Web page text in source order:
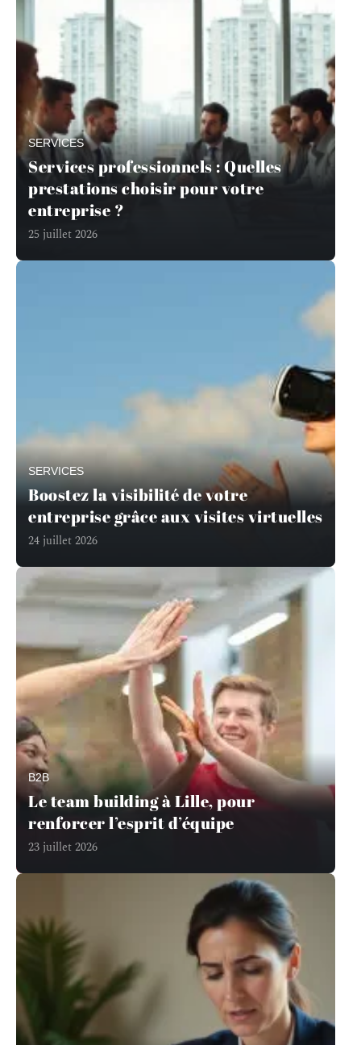
SERVICES
Services professionnels : Quelles
prestations choisir pour votre
entreprise ?
25 juillet 2026
SERVICES
Boostez la visibilité de votre
entreprise grâce aux visites virtuelles
24 juillet 2026
B2B
Le team building à Lille, pour
renforcer l’esprit d’équipe
23 juillet 2026